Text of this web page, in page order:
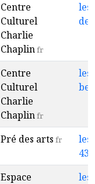
Centre
Culturel
Charlie
Chaplinfr
Centre
Culturel
Charlie
Chaplinfr
Pré des arts fr
Espace